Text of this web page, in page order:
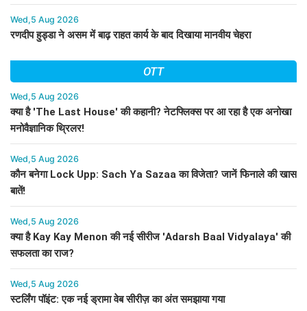
Wed,5 Aug 2026
रणदीप हुड्डा ने असम में बाढ़ राहत कार्य के बाद दिखाया मानवीय चेहरा
OTT
Wed,5 Aug 2026
क्या है 'The Last House' की कहानी? नेटफ्लिक्स पर आ रहा है एक अनोखा
मनोवैज्ञानिक थ्रिलर!
Wed,5 Aug 2026
कौन बनेगा Lock Upp: Sach Ya Sazaa का विजेता? जानें फिनाले की खास
बातें!
Wed,5 Aug 2026
क्या है Kay Kay Menon की नई सीरीज 'Adarsh Baal Vidyalaya' की
सफलता का राज?
Wed,5 Aug 2026
स्टर्लिंग पॉइंट: एक नई ड्रामा वेब सीरीज़ का अंत समझाया गया